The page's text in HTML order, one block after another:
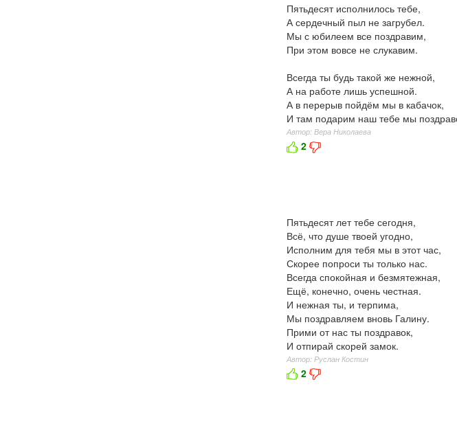
Пятьдесят исполнилось тебе,
А сердечный пыл не загрубел.
Мы с юбилеем все поздравим,
При этом вовсе не слукавим.
Всегда ты будь такой же нежной,
А на работе лишь успешной.
А в перерыв пойдём мы в кабачок,
И там подарим наш тебе мы
Автор: Вера Николаева
2
Пятьдесят лет тебе сегодня,
Всё, что душе твоей угодно,
Исполним для тебя мы в этот час,
Скорее попроси ты только нас.
Всегда спокойная и безмятежная,
Ещё, конечно, очень честная.
И нежная ты, и терпима,
Мы поздравляем вновь Галину.
Прими от нас ты поздравок,
И отпирай скорей замок.
Автор: Руслан Костин
2